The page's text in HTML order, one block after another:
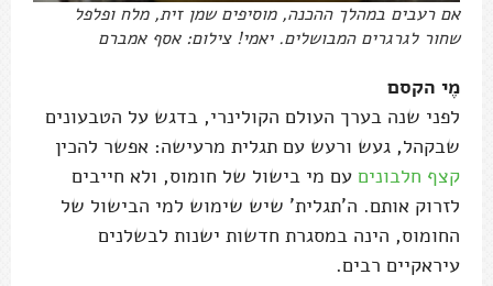
אם רעבים במהלך ההכנה, מוסיפים שמן זית, מלח ופלפל
שחור לגרגרים המבושלים. יאמי! צילום: אסף אמברם
מֶי הקסם
לפני שנה בערך העולם הקולינרי, בדגש על הטבעונים
שבקהל, געש ורעש עם תגלית מרעישה: אפשר להכין
קצף חלבונים עם מי בישול של חומוס, ולא חייבים
לזרוק אותם. ה'תגלית' שיש שימוש למי הבישול של
החומוס, הינה במסגרת חדשות ישנות לבשלנים
עיראקיים רבים.